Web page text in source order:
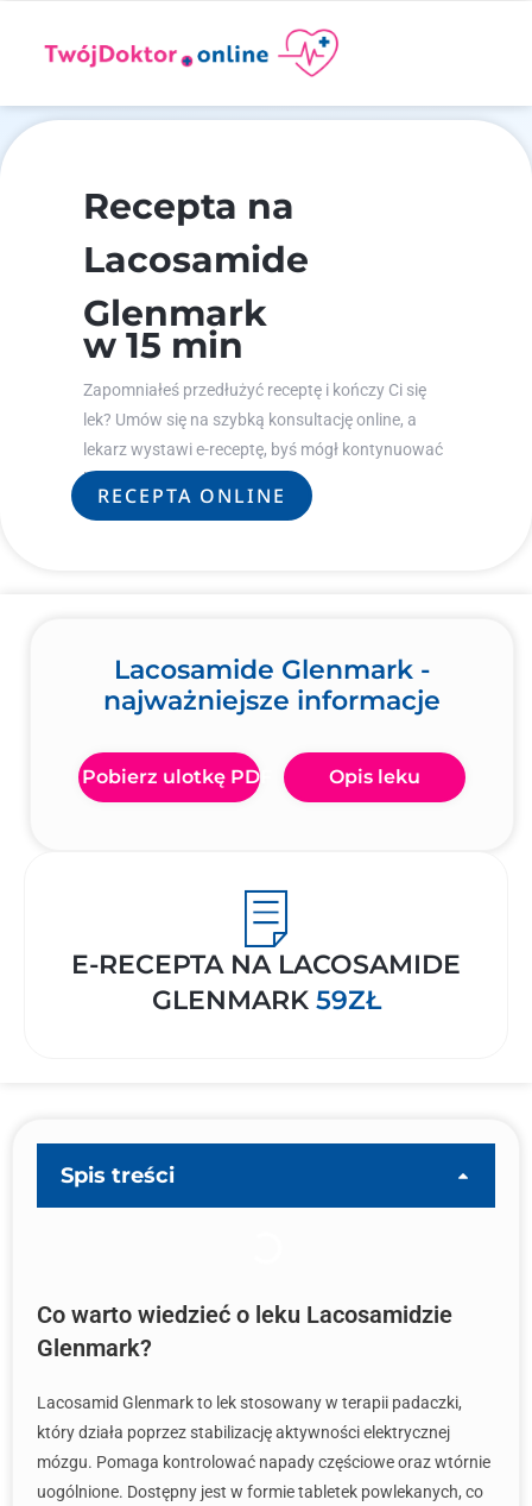
Recepta na
Lacosamide
Glenmark
w 15 min
Zapomniałeś przedłużyć receptę i kończy Ci się
lek? Umów się na szybką konsultację online, a
lekarz wystawi e-receptę, byś mógł kontynuować
leczenie.
RECEPTA ONLINE
Lacosamide Glenmark -
najważniejsze informacje
Pobierz ulotkę PDF Opis leku
E-RECEPTA NA LACOSAMIDE
GLENMARK 59ZŁ
Spis treści
Co warto wiedzieć o leku Lacosamidzie
Glenmark?
Lacosamid Glenmark to lek stosowany w terapii padaczki,
który działa poprzez stabilizację aktywności elektrycznej
mózgu. Pomaga kontrolować napady częściowe oraz wtórnie
uogólnione. Dostępny jest w formie tabletek powlekanych, co